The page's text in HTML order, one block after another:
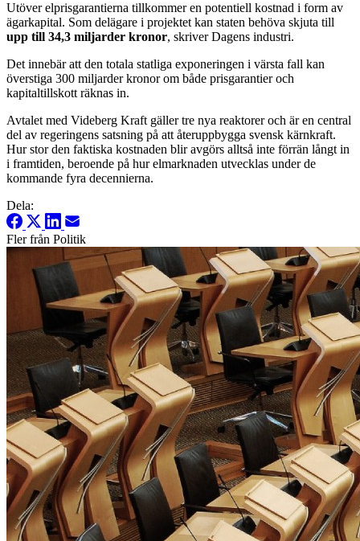
Utöver elprisgarantierna tillkommer en potentiell kostnad i form av
ägarkapital. Som delägare i projektet kan staten behöva skjuta till
upp till 34,3 miljarder kronor, skriver Dagens industri.
Det innebär att den totala statliga exponeringen i värsta fall kan
överstiga 300 miljarder kronor om både prisgarantier och
kapitaltillskott räknas in.
Avtalet med Videberg Kraft gäller tre nya reaktorer och är en central
del av regeringens satsning på att återuppbygga svensk kärnkraft.
Hur stor den faktiska kostnaden blir avgörs alltså inte förrän långt in
i framtiden, beroende på hur elmarknaden utvecklas under de
kommande fyra decennierna.
Dela:
Fler från Politik